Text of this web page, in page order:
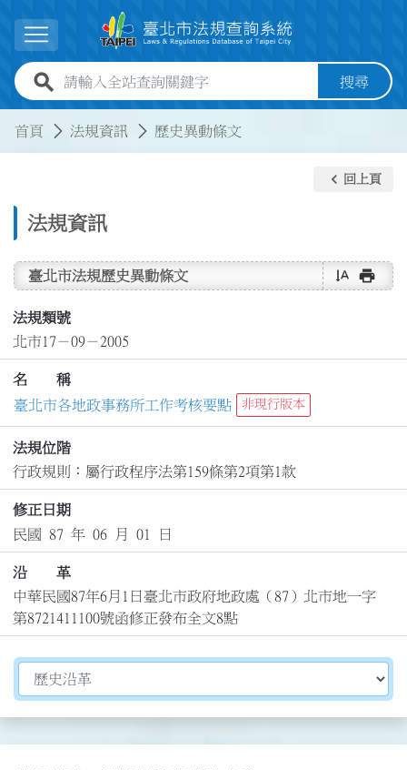
展開選單
全站查詢關鍵字欄位 搜尋
首頁 法規資訊 歷史異動條文
法規資訊
keyboard_arrow_left 回上頁
臺北市法規歷史異動條文 text_rotate_vertical print
法規類號
北市17－09－2005
名 稱
臺北市各地政事務所工作考核要點
非現行版本
法規位階
行政規則：屬行政程序法第159條第2項第1款
修正日期
民國 87 年 06 月 01 日
沿 革
中華民國87年6月1日臺北市政府地政處（87）北市地一字
第8721411100號函修正發布全文8點
切換選擇法規資訊內容